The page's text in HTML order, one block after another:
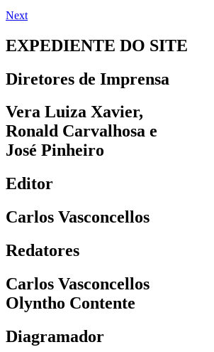
Next
EXPEDIENTE DO SITE
Diretores de Imprensa
Vera Luiza Xavier,
Ronald Carvalhosa e
José Pinheiro
Editor
Carlos Vasconcellos
Redatores
Carlos Vasconcellos
Olyntho Contente
Diagramador